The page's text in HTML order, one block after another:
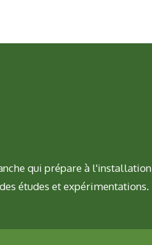
qui prépare à l'installation
études et expérimentations.